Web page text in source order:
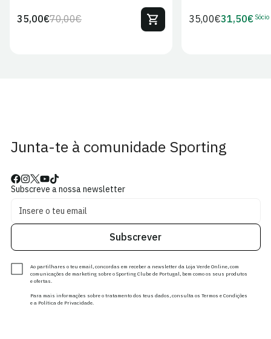
Preço
70,00€Preço
35,00€
Preço
35,00€Preço
31,50€ Sócio
Junta-te à comunidade Sporting
Subscreve a nossa newsletter
Subscrever
Ao partilhares o teu email, concordas em receber a newsletter da Loja Verde Online, com
comunicações de marketing sobre o Sporting Clube de Portugal, bem como os seus produtos
e ofertas.
Para mais informações sobre o tratamento dos teus dados, consulta os Termos e Condições
e a Política de Privacidade.